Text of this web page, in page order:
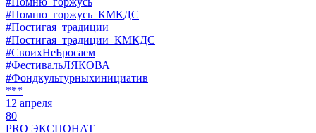
#Помню_горжусь_КМКДС
#Постигая_традиции
#Постигая_традиции_КМКДС
#СвоихНеБросаем
#ФестивальЛЯКОВА
#Фондкультурныхинициатив
***
12 апреля
80
PRO ЭКСПОНАТ